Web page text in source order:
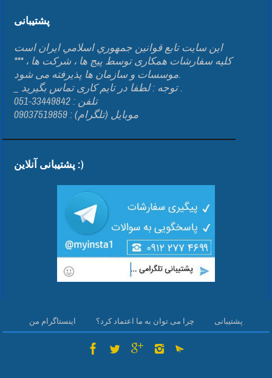
پشتیبانی
اين سايت تابع قوانين جمهوري اسلامي ايران است
*** کلیه سفارشات همکاری توسط پیج ها ، شرکت ها ،
موسسات و سازمان ها پذیرفته می شود.
_ توجه : لطفا در تایم کاری تماس بگیرید .
تلفن : 33449842-051
موبایل (تلگرام) : 09037519859
پشتیبانی آنلاین :)
اینستاگرام من چرا می توان به ما اعتماد کرد؟ پشتیبانی